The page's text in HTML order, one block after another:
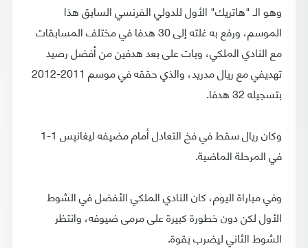
وهو الـ "هاتريك" الأول للدولي الفرنسي السابق هذا
الموسم، ورفع به غلته إلى 30 هدفا في مختلف المسابقات
مع النادي الملكي، وبات على بعد هدفين من أفضل رصيد
تهديفي مع ريال مدريد، والذي حققه في موسم 2011-2012
بتسجيله 32 هدفا.
وكان ريال سقط في فخ التعادل أمام مضيفه ليغانيس 1-1
في المرحلة الماضية.
وفي مباراة اليوم، كان النادي الملكي الأفضل في الشوط
الأول لكن دون خطورة كبيرة على مرمى ضيوفه، وانتظر
الشوط الثاني ليضرب بقوة.